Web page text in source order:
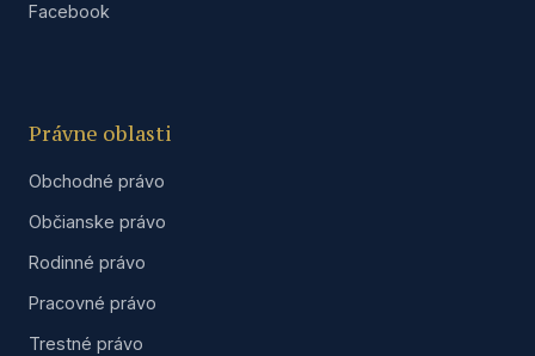
Facebook
Právne oblasti
Obchodné právo
Občianske právo
Rodinné právo
Pracovné právo
Trestné právo